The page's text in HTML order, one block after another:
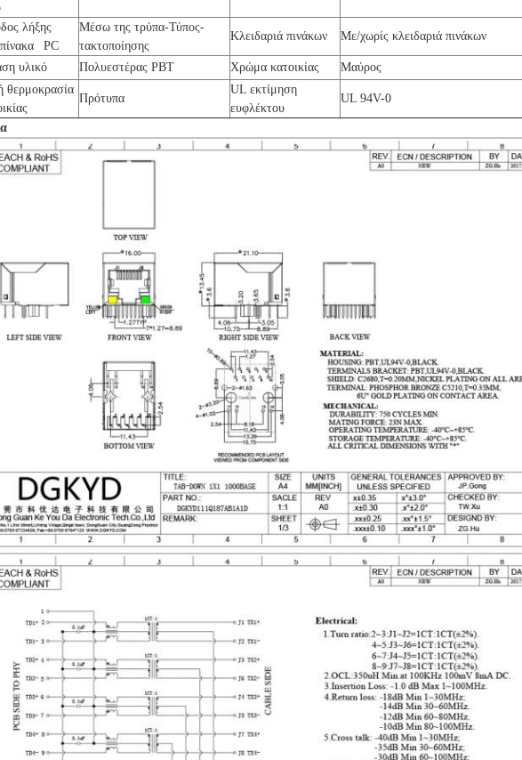
λήξης
PC
Μέσω της τρύπα-Τύπος-
τακτοποίησης
Κλειδαριά πινάκων Με/χωρίς κλειδαριά πινάκων
υλικό Πολυεστέρας PBT Χρώμα κατοικίας
Μαύρος
θερμοκρασία
Πρότυπα
UL εκτίμηση
ευφλέκτου
UL 94V-0